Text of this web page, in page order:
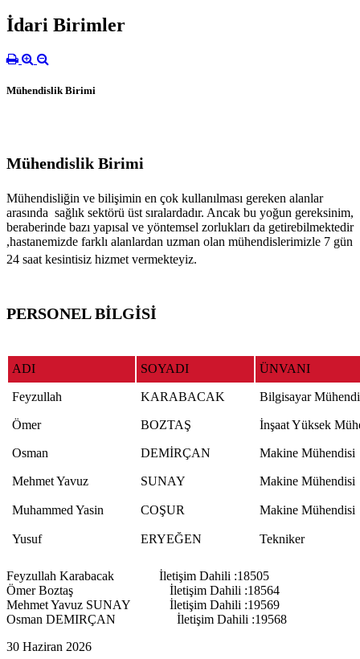
İdari Birimler
Mühendislik Birimi
Mühendislik Birimi
Mühendisliğin ve bilişimin en çok kullanılması gereken alanlar
arasında sağlık sektörü üst sıralardadır. Ancak bu yoğun gereksinim,
beraberinde bazı yapısal ve yöntemsel zorlukları da getirebilmektedir
,hastanemizde farklı alanlardan uzman olan mühendislerimizle 7 gün
24 saat kesintisiz hizmet vermekteyiz.
PERSONEL BİLGİSİ
ADI SOYADI ÜNVANI
Feyzullah KARABACAK Bilgisayar
Ömer BOZTAŞ İnşaat Yüksek
Osman DEMİRÇAN Makine Mühendisi
Mehmet Yavuz SUNAY Makine Mühendisi
Muhammed Yasin COŞUR Makine Mühendisi
Yusuf ERYEĞEN Tekniker
Feyzullah Karabacak İletişim Dahili :18505
Ömer Boztaş İletişim Dahili :18564
Mehmet Yavuz SUNAY İletişim Dahili :19569
Osman DEMIRÇAN İletişim Dahili :19568
30 Haziran 2026